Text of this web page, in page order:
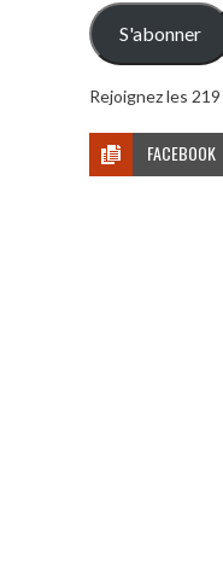
mail
S'abonner
Rejoignez les
FACEBOOK